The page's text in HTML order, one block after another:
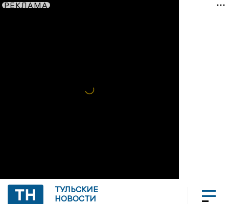
РЕКЛАМА
ТУЛЬСКИЕ
НОВОСТИ